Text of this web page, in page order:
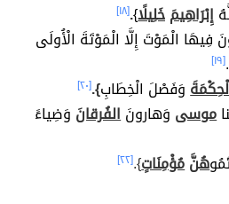
إِبْرَاهِيمَخَلِيلًا}
.[١٨]
فِيهَا الْمَوْتَ إِلَّا الْمَوْتَةَ الْأُولَى
[١٩]
وَفَصْلَ الْخِطَابِ}.[٢٠]
موسى وَهارونَالفُرقانَ وَضِياءً
هُنَّمُؤْمِنَاتٍ}.[٢٢]